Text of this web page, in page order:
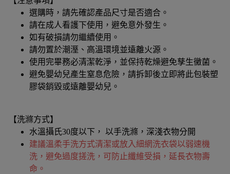
選購時，請先確認產品尺寸是否適合。
請在成人看護下使用，避免意外發生。
如有破損請勿繼續使用。
請勿置於潮溼、高溫環境並遠離火源。
使用完畢務必清潔乾淨，並保持乾燥避免孳生黴菌。
避免嬰幼兒產生窒息危險，請拆卸後立即將此包裝塑
膠袋銷毀或遠離嬰幼兒。
【洗滌方式】
水溫攝氏30度以下， 以手洗滌，深淺衣物分開
建議溫柔手洗方式清潔或放入細網洗衣袋以弱速機
洗，避免過度搓洗，可防止纖維受損，延長衣物壽
命。